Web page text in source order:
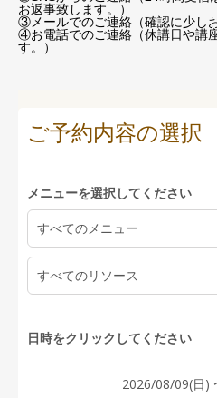
お返事致します。）
③メールでのご連絡（確認に少し
④お電話でのご連絡（休講日や講
す。）